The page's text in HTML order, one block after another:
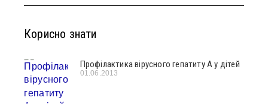
Корисно знати
Профілактика вірусного гепатиту А у дітей
01.06.2013